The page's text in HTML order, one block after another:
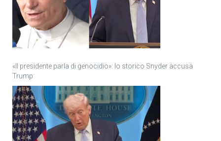
«Il presidente parla di genocidio»: lo storico Snyder accusa
Trump